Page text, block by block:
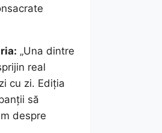
„Una dintre
real
cu zi. Ediția
să
despre